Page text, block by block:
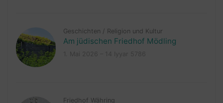
Geschichten / Religion und Kultur
Am jüdischen Friedhof Mödling
Friedhof Währing